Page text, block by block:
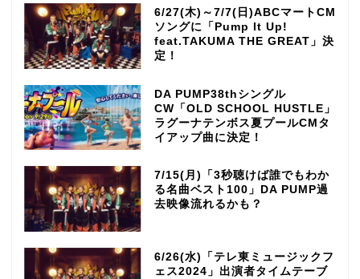
6/27(木)～7/7(日)ABCマートCM
ソングに「Pump It Up!
feat.TAKUMA THE GREAT」決
定！
DA PUMP38thシングル
CW「OLD SCHOOL HUSTLE」
ラグーナテンボス夏プールCMタ
イアップ曲に決定！
7/15(月)「3秒聴けば誰でもわか
る名曲ベスト100」DA PUMP過
去映像流れるかも？
6/26(水)「テレ東ミュージックフ
ェス2024」出演者タイムテーブ